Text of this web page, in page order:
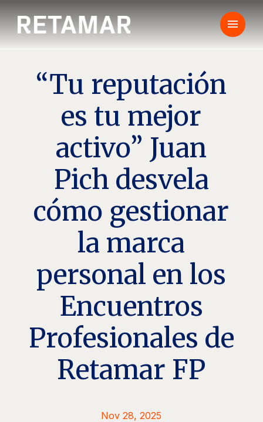
menu
“Tu reputación
es tu mejor
activo” Juan
Pich desvela
cómo gestionar
la marca
personal en los
Encuentros
Profesionales de
Retamar FP
Nov 28, 2025